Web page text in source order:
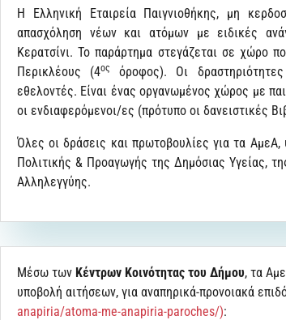
Η Ελληνική Εταιρεία Παιγνιοθήκης, μη
απασχόληση νέων και ατόμων με ειδικές
Κερατσίνι. Το παράρτημα στεγάζεται σε χώρο
Περικλέους (4ος
όροφος). Οι
εθελοντές. Είναι ένας οργανωμένος χώρος με
οι ενδιαφερόμενοι/ες (πρότυπο οι δανειστικές
Όλες οι δράσεις και πρωτοβουλίες για τα
Πολιτικής & Προαγωγής της Δημόσιας Υγείας,
Αλληλεγγύης.
Μέσω των Κέντρων Κοινότητας του Δήμου, τα
υποβολή αιτήσεων, για αναπηρικά-προνοιακά
anapiria/atoma-me-anapiria-paroches/):